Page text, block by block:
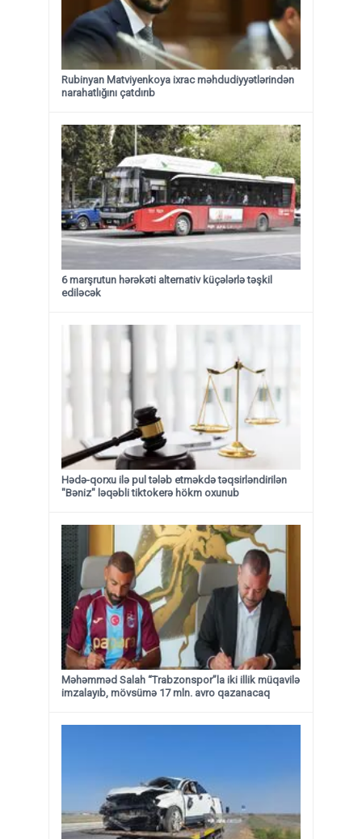
Rubinyan Matviyenkoya ixrac məhdudiyyətlərindən
narahatlığını çatdırıb
6 marşrutun hərəkəti alternativ küçələrlə təşkil
ediləcək
Hədə-qorxu ilə pul tələb etməkdə təqsirləndirilən
"Bəniz" ləqəbli tiktokerə hökm oxunub
Məhəmməd Salah “Trabzonspor”la iki illik müqavilə
imzalayıb, mövsümə 17 mln. avro qazanacaq